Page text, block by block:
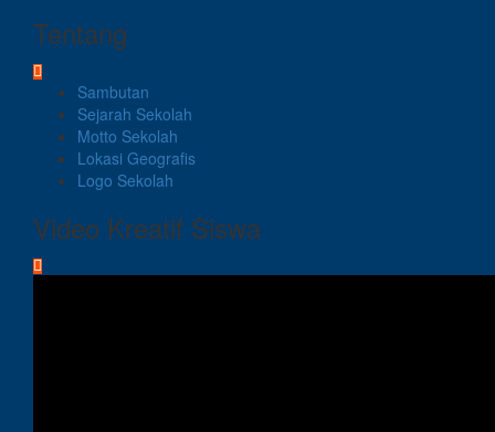
Tentang
Sambutan
Sejarah Sekolah
Motto Sekolah
Lokasi Geografis
Logo Sekolah
Video Kreatif Siswa